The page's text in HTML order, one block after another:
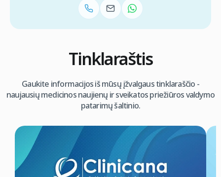
Tinklaraštis
Gaukite informacijos iš mūsų įžvalgaus tinklaraščio -
naujausių medicinos naujienų ir sveikatos priežiūros valdymo
patarimų šaltinio.